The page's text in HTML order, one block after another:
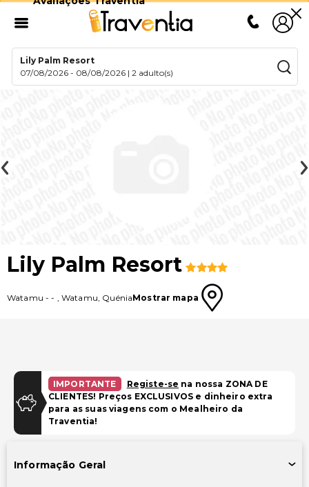
Lily Palm Resort
07/08/2026 - 08/08/2026 |2 adulto(s)
Lily Palm Resort
Watamu -- , Watamu, QuéniaMostrar mapa
IMPORTANTE Registe-se na nossa ZONA DE
CLIENTES! Preços EXCLUSIVOS e dinheiro extra
para as suas viagens com o Mealheiro da
Traventia!
Informação Geral